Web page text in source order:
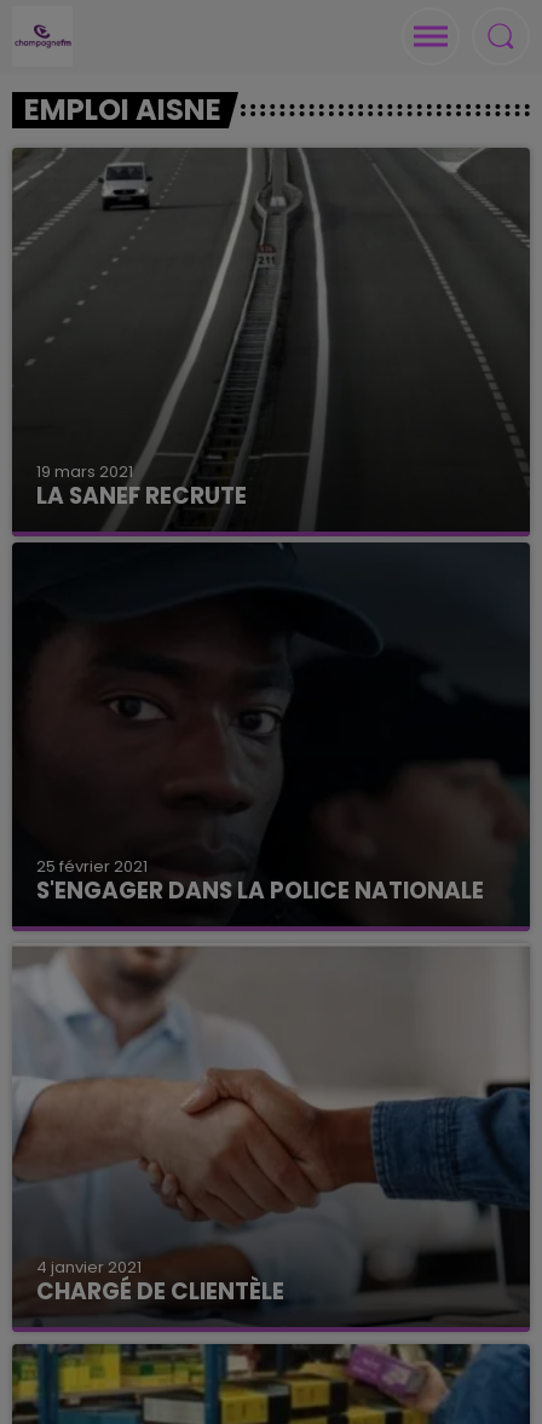
EMPLOI AISNE
19 mars 2021
LA SANEF RECRUTE
La Société des autoroutes du Nord et de l'Est de
la France mise sur la jeunesse.
25 février 2021
S'ENGAGER DANS LA POLICE NATIONALE
Une formation pour devenir cadet de la
République est ouverte aux femmes et aux
hommes âgés de 18 à 30 ans
4 janvier 2021
CHARGÉ DE CLIENTÈLE
Un poste de chargé de clientèle à pourvoir près
de Château-Thierry.